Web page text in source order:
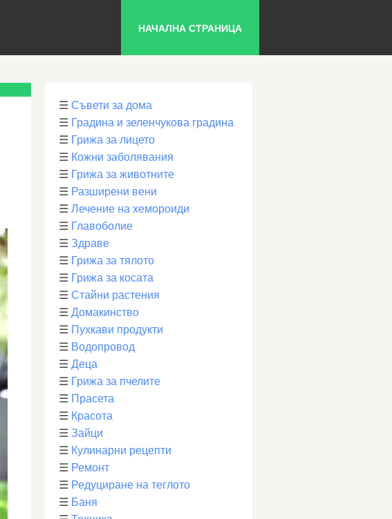
НАЧАЛНА СТРАНИЦА
☰ Съвети за дома
☰ Градина и зеленчукова градина
☰ Грижа за лицето
☰ Кожни заболявания
☰ Грижа за животните
☰ Разширени вени
☰ Лечение на хемороиди
☰ Главоболие
☰ Здраве
☰ Грижа за тялото
☰ Грижа за косата
☰ Стайни растения
☰ Домакинство
☰ Пухкави продукти
☰ Водопровод
☰ Деца
☰ Грижа за пчелите
☰ Прасета
☰ Красота
☰ Зайци
☰ Кулинарни рецепти
☰ Ремонт
☰ Редуциране на теглото
☰ Баня